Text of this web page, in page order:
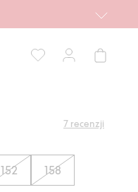
7 recenzji
152 158